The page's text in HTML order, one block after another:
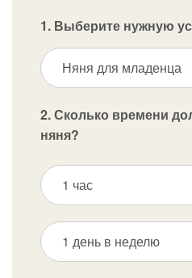
1. Выберите нужную
Няня для младенца
2. Сколько времени
няня?
1 час
1 день в неделю